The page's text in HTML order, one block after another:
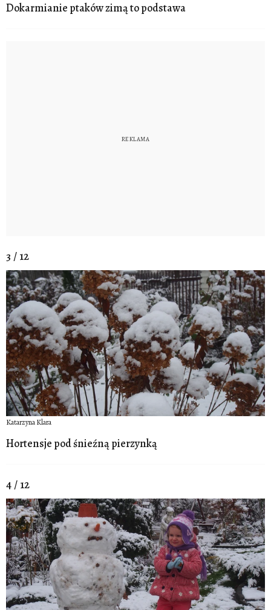
Dokarmianie ptaków zimą to podstawa
3 / 12
Katarzyna Klara
Hortensje pod śnieźną pierzynką
4 / 12